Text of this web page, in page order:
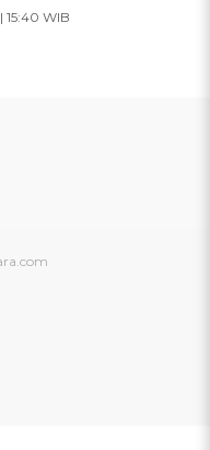
| 15:40 WIB